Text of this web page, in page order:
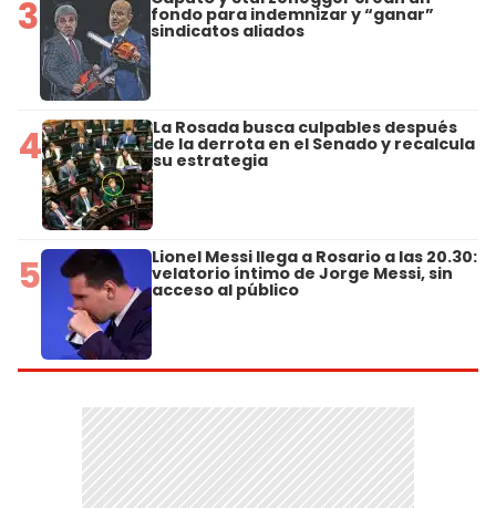
3 fondo para indemnizar y “ganar”
sindicatos aliados
4 La Rosada busca culpables después
de la derrota en el Senado y recalcula
su estrategia
5 Lionel Messi llega a Rosario a las 20.30:
velatorio íntimo de Jorge Messi, sin
acceso al público